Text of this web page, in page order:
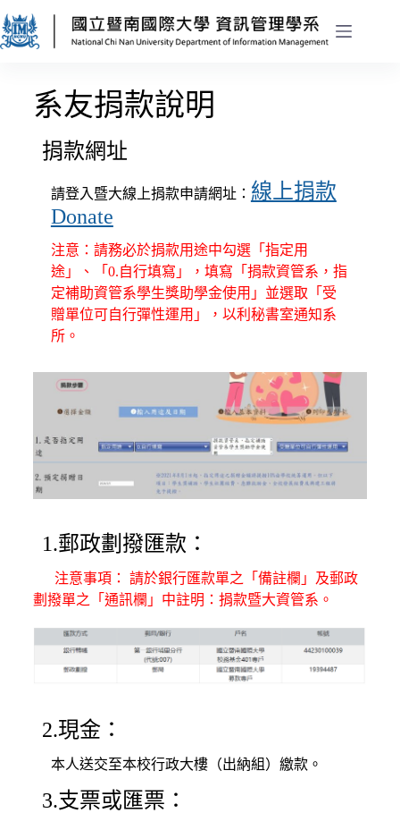
系友捐款說明
捐款網址
請登入暨大線上捐款申請網址： 線上捐款
Donate
注意：請務必於捐款用途中勾選「指定用
途」、
「0.自行填寫」，填寫 「捐款資管系，指
定補助資管系學生獎助學金使用」並選取「受
贈單位可自行彈性運用」，以利秘書室通知系
所。
1.郵政劃撥匯款：
注意事項： 請於銀行匯款單之「備註欄」及郵政
劃撥單之「通訊欄」中註明：捐款暨大資管系。
2.現金：
本人送交至本校行政大樓（出納組）繳款。
3.支票或匯票：